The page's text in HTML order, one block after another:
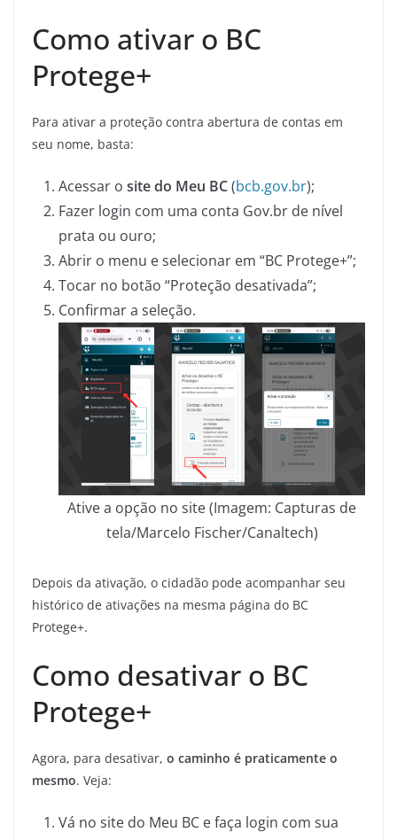
Como ativar o BC
Protege+
Para ativar a proteção contra abertura de contas em
seu nome, basta:
Acessar o site do Meu BC(bcb.gov.br);
Fazer login com uma conta Gov.br de nível
prata ou ouro;
Abrir o menu e selecionar em “BC Protege+”;
Tocar no botão “Proteção desativada”;
Confirmar a seleção.
Ative a opção no site (Imagem: Capturas de
tela/Marcelo Fischer/Canaltech)
Depois da ativação, o cidadão pode acompanhar seu
histórico de ativações na mesma página do BC
Protege+.
Como desativar o BC
Protege+
Agora, para desativar, o caminho é praticamente o
mesmo. Veja:
Vá no site do Meu BC e faça login com sua